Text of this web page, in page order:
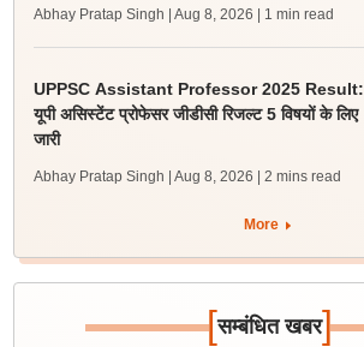
Abhay Pratap Singh | Aug 8, 2026 | 1 min read
UPPSC Assistant Professor 2025 Result:
यूपी असिस्टेंट प्रोफेसर जीडीसी रिजल्ट 5 विषयों के लिए
जारी
Abhay Pratap Singh | Aug 8, 2026 | 2 mins read
More
[सम्बंधित खबर]